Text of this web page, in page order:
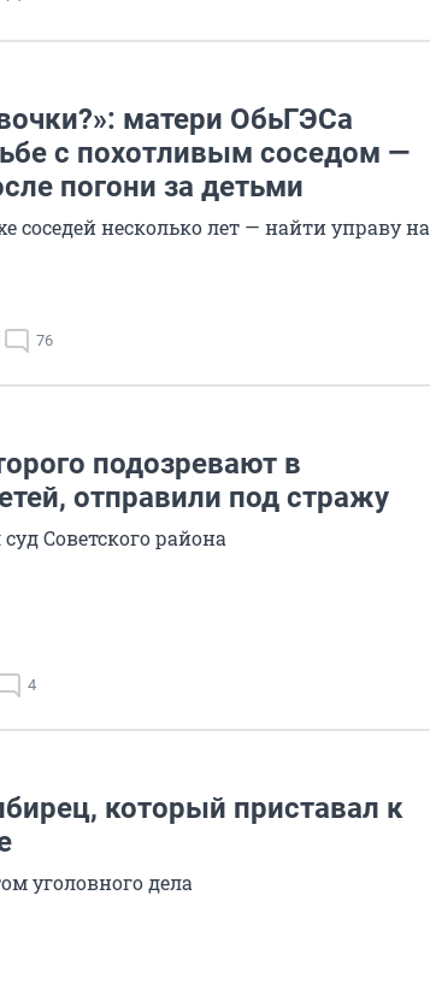
матери ОбьГЭСа
с похотливым соседом —
погони за детьми
соседей несколько лет — найти управу на
76
подозревают в
отправили под стражу
Советского района
4
который приставал к
уголовного дела